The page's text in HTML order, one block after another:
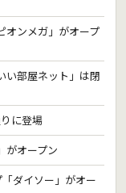
オンメガ」がオープ
い部屋ネット」は閉
に登場
がオープン
ダイソー」がオー